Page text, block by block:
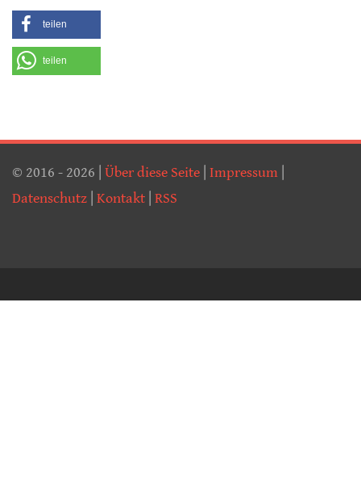
teilen
teilen
© 2016 - 2026 | Über diese Seite Impressum
Datenschutz Kontakt RSS